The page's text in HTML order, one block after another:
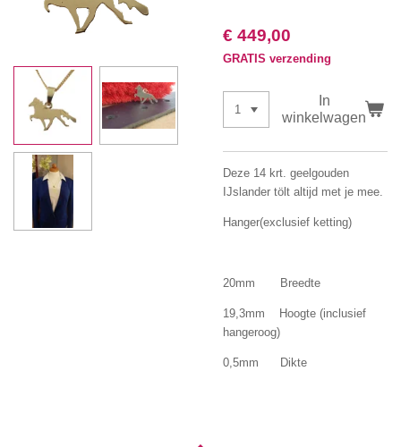
€ 449,00
GRATIS verzending
In
winkelwagen
Deze 14 krt. geelgouden
IJslander tölt altijd met je mee.
Hanger(exclusief ketting)
20mm Breedte
19,3mm Hoogte (inclusief
hangeroog)
0,5mm Dikte